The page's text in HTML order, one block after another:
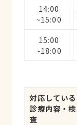
14:00
~15:00
15:00
~18:00
対応している
診療内容・検
査